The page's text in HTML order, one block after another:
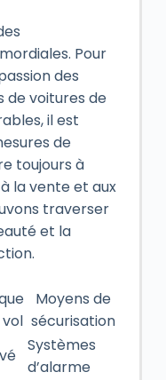
Pour
des
de voitures de
il est
de
toujours à
la vente et aux
traverser
et la
Moyens de
sécurisation
Systèmes
d’alarme